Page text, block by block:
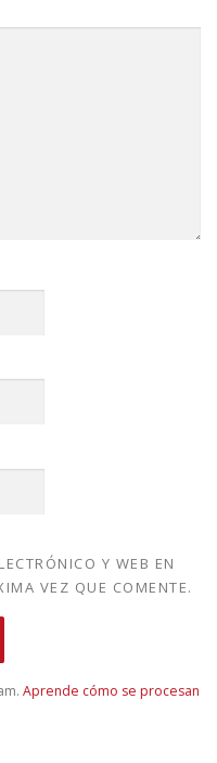
Y WEB EN
VEZ QUE COMENTE.
Aprende cómo se procesan